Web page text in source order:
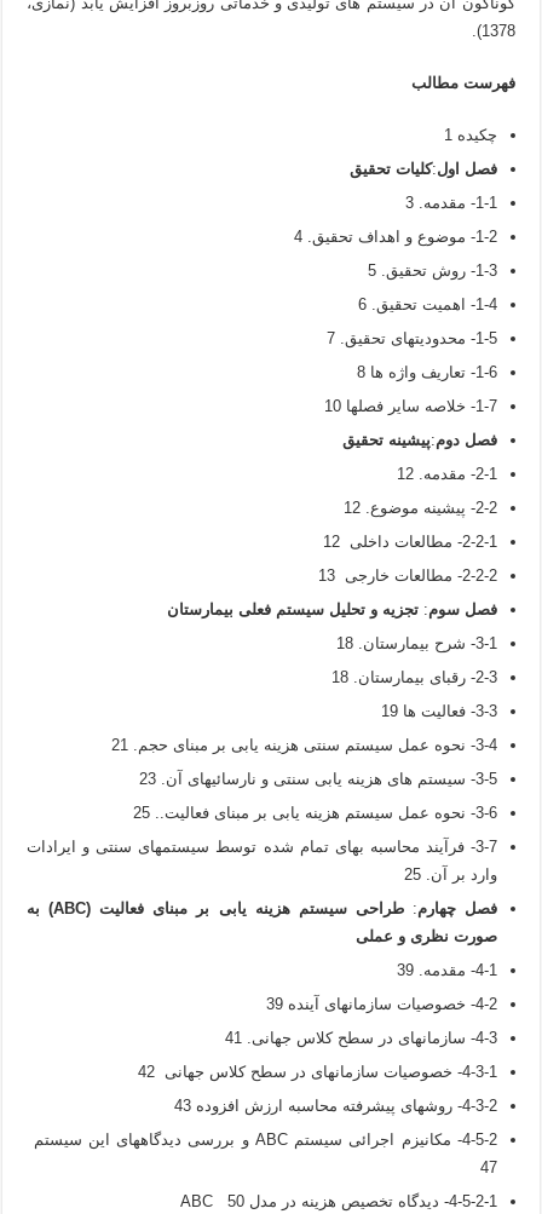
1378).
فهرست مطالب
چکیده 1
فصل اول:کلیات تحقیق
1-1- مقدمه. 3
1-2- موضوع و اهداف تحقیق. 4
1-3- روش تحقیق. 5
1-4- اهمیت تحقیق. 6
1-5- محدودیتهای تحقیق. 7
1-6- تعاریف واژه ها 8
1-7- خلاصه سایر فصلها 10
فصل دوم:پیشینه تحقیق
2-1- مقدمه. 12
2-2- پیشینه موضوع. 12
2-2-1- مطالعات داخلی 12
2-2-2- مطالعات خارجی 13
فصل سوم:تجزیه و تحلیل سیستم فعلی بیمارستان
3-1- شرح بیمارستان. 18
2-3- رقبای بیمارستان. 18
3-3- فعالیت ها 19
3-4- نحوه عمل سیستم سنتی هزینه یابی بر مبنای حجم. 21
3-5- سیستم های هزینه یابی سنتی و نارسائیهای آن. 23
3-6- نحوه عمل سیستم هزینه یابی بر مبنای فعالیت.. 25
3-7- فرآیند محاسبه بهای تمام شده توسط سیستمهای سنتی و ایرادات
وارد بر آن. 25
فصل چهارم:طراحی سیستم هزینه یابی بر مبنای فعالیت (ABC
) به
صورت نظری و عملی
4-1- مقدمه. 39
4-2- خصوصیات سازمانهای آینده 39
4-3- سازمانهای در سطح کلاس جهانی. 41
4-3-1- خصوصیات سازمانهای در سطح کلاس جهانی 42
4-3-2- روشهای پیشرفته محاسبه ارزش افزوده 43
4-5-2- مکانیزم اجرائی سیستم ABC و بررسی دیدگاههای این سیستم
47
4-5-2-1- دیدگاه تخصیص هزینه در مدل ABC 50